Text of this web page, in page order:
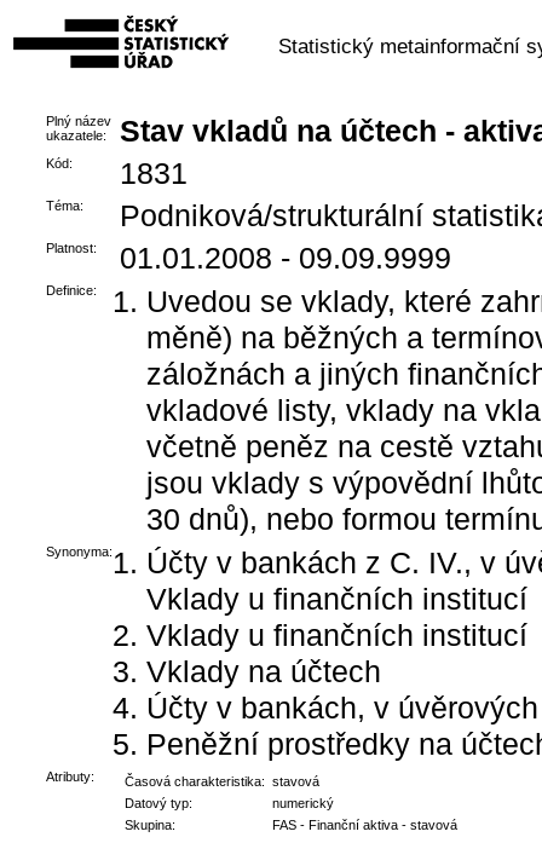
Statistický metainformační
Plný název
ukazatele:
Stav vkladů na účtech -
Kód: 1831
Téma: Podniková/strukturální
Platnost: 01.01.2008 - 09.09.9999
Definice:
Uvedou se vklady, které
měně) na běžných a
záložnách a jiných
vkladové listy, vklady na
včetně peněz na cestě
jsou vklady s výpovědní
30 dnů), nebo formou
Synonyma:
Účty v bankách z C. IV., v
Vklady u finančních institucí
Vklady u finančních institucí
Vklady na účtech
Účty v bankách, v
Peněžní prostředky na
Atributy: Časová charakteristika: stavová
Datový typ:
numerický
Skupina:
FAS - Finanční aktiva - stavová